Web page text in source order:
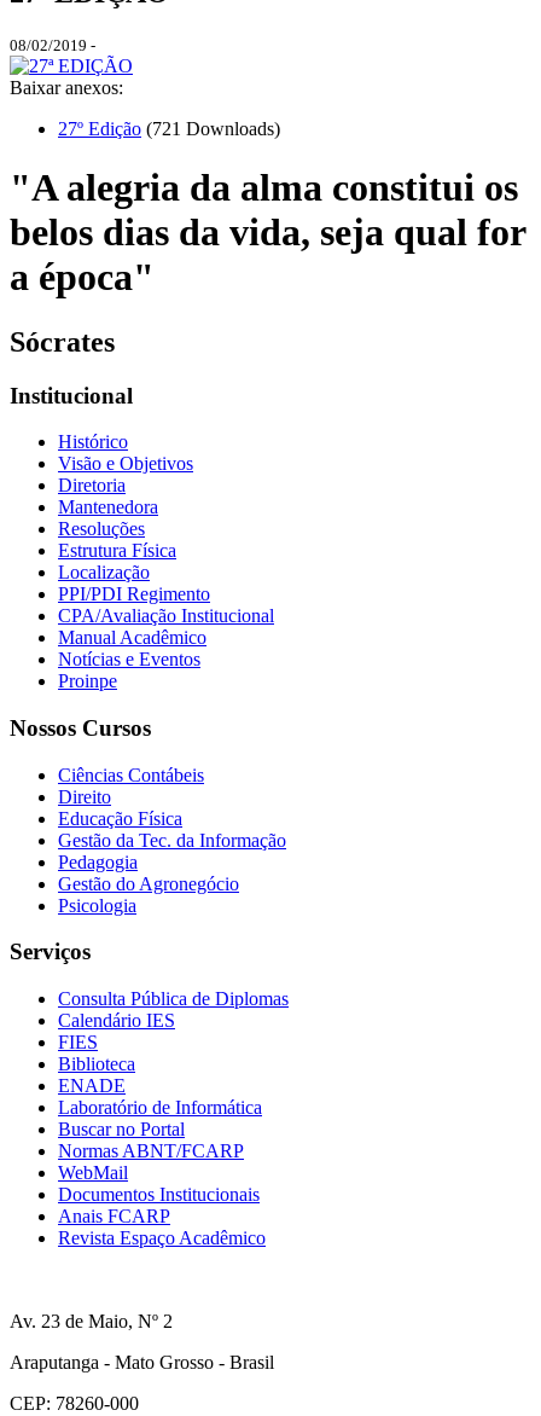
08/02/2019 -
Baixar anexos:
27º Edição (721 Downloads)
"A alegria da alma constitui os
belos dias da vida, seja qual for
a época"
Sócrates
Institucional
Histórico
Visão e Objetivos
Diretoria
Mantenedora
Resoluções
Estrutura Física
Localização
PPI/PDI Regimento
CPA/Avaliação Institucional
Manual Acadêmico
Notícias e Eventos
Proinpe
Nossos Cursos
Ciências Contábeis
Direito
Educação Física
Gestão da Tec. da Informação
Pedagogia
Gestão do Agronegócio
Psicologia
Serviços
Consulta Pública de Diplomas
Calendário IES
FIES
Biblioteca
ENADE
Laboratório de Informática
Buscar no Portal
Normas ABNT/FCARP
WebMail
Documentos Institucionais
Anais FCARP
Revista Espaço Acadêmico
Av. 23 de Maio, Nº 2
Araputanga - Mato Grosso - Brasil
CEP: 78260-000